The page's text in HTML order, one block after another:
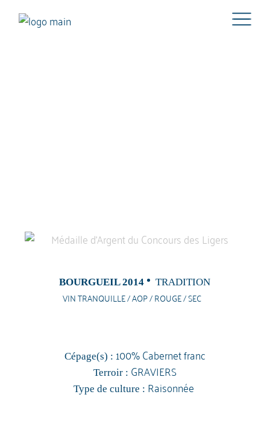
BOURGUEIL 2014 TRADITION
VIN TRANQUILLE / AOP / ROUGE / SEC
Cépage(s) : 100% Cabernet franc
Terroir : GRAVIERS
Type de culture : Raisonnée